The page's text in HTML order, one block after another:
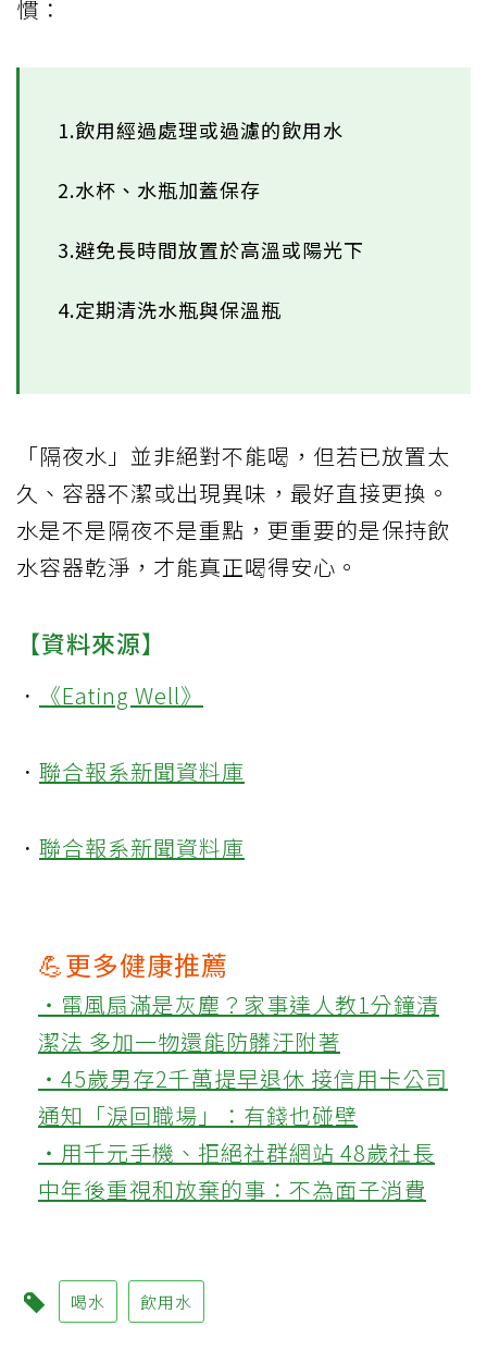
慣：
1.飲用經過處理或過濾的飲用水
2.水杯、水瓶加蓋保存
3.避免長時間放置於高溫或陽光下
4.定期清洗水瓶與保溫瓶
「隔夜水」並非絕對不能喝，但若已放置太
久、容器不潔或出現異味，最好直接更換。
水是不是隔夜不是重點，更重要的是保持飲
水容器乾淨，才能真正喝得安心。
【資料來源】
． 《Eating Well》
． 聯合報系新聞資料庫
． 聯合報系新聞資料庫
💪更多健康推薦
‧電風扇滿是灰塵？家事達人教1分鐘清
潔法 多加一物還能防髒汙附著
‧45歲男存2千萬提早退休 接信用卡公司
通知「淚回職場」：有錢也碰壁
‧用千元手機、拒絕社群網站 48歲社長
中年後重視和放棄的事：不為面子消費
喝水 飲用水